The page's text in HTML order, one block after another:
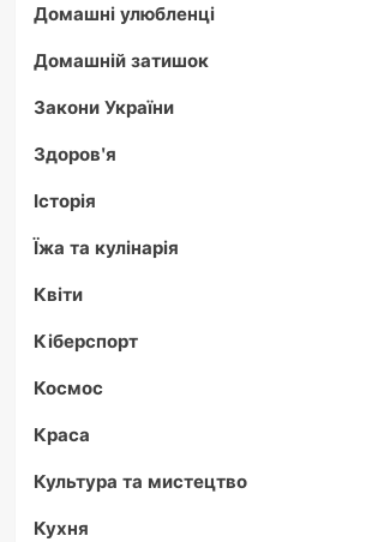
Домашні улюбленці
Домашній затишок
Закони України
Здоров'я
Історія
Їжа та кулінарія
Квіти
Кіберспорт
Космос
Краса
Культура та мистецтво
Кухня